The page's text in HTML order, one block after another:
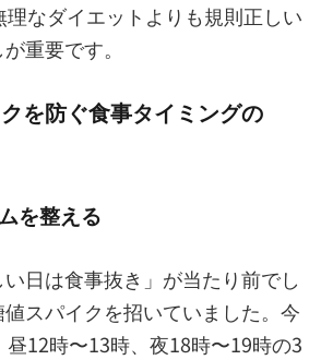
なダイエットよりも規則正しい
重要です。
を防ぐ食事タイミングの
を整える
日は食事抜き」が当たり前でし
スパイクを招いていました。今
12時〜13時、夜18時〜19時の3